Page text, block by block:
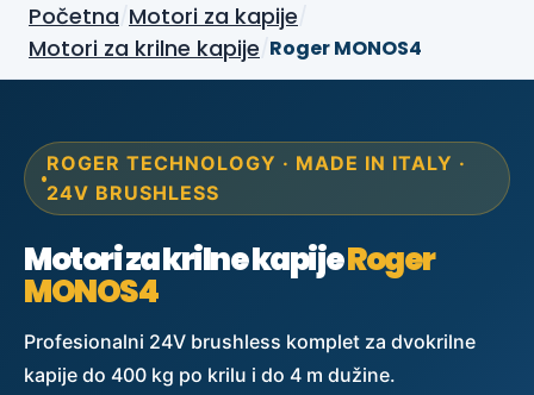
Početna Motori za kapije
Motori za krilne kapije Roger MONOS4
ROGER TECHNOLOGY · MADE IN ITALY ·
24V BRUSHLESS
Motori za krilne kapijeRoger
MONOS4
Profesionalni 24V brushless komplet za dvokrilne
kapije do 400 kg po krilu i do 4 m dužine.